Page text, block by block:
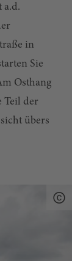
a.d.
in
Sie
Osthang
Teil der
übers
geht